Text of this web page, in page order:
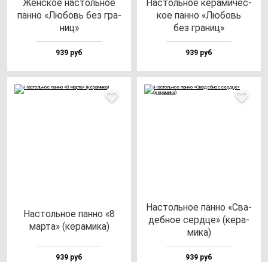
Жен­ское нас­толь­ное
пан­но «Любовь без гра­
ниц»
939 руб
Нас­толь­ное ке­ра­ми­чес­
кое пан­но «Любовь
без гра­ниц»
939 руб
Нас­толь­ное пан­но «8
мар­та» (ке­ра­ми­ка)
939 руб
Нас­толь­ное пан­но «Сва­
деб­ное сер­дце» (ке­ра­
ми­ка)
939 руб